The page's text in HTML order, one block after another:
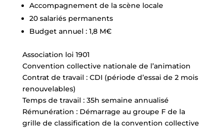
Accompagnement de la scène locale
20 salariés permanents
Budget annuel : 1,8 M€
Association loi 1901
Convention collective nationale de l’animation
Contrat de travail : CDI (période d’essai de 2 mois
renouvelables)
Temps de travail : 35h semaine annualisé
Rémunération : Démarrage au groupe F de la
grille de classification de la convention collective